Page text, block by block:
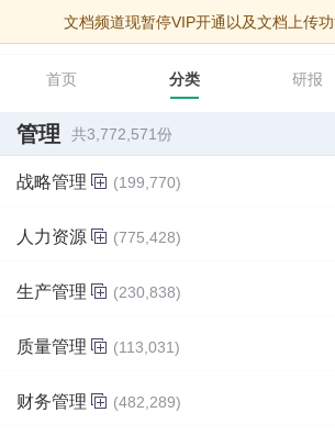
文档频道现暂停VIP开通以及文档上传
智库文档
首页 分类 研报
管理 共3,772,571份
战略管理 (199,770)
人力资源 (775,428)
生产管理 (230,838)
质量管理 (113,031)
财务管理 (482,289)